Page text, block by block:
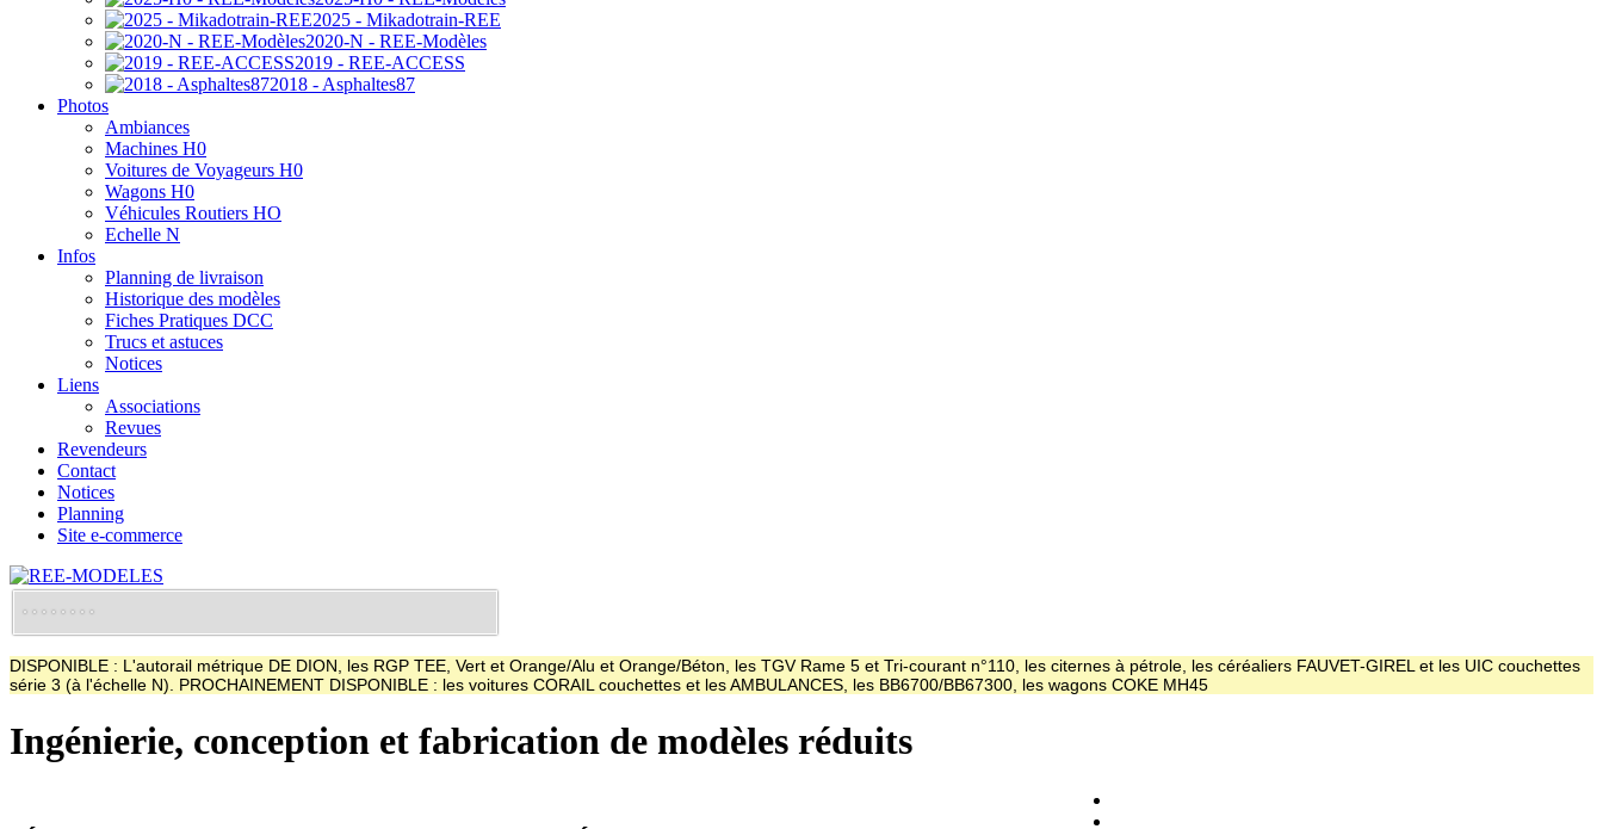
2025 - Mikadotrain-REE
2020-N - REE-Modèles
2019 - REE-ACCESS
2018 - Asphaltes87
Photos
Ambiances
Machines H0
Voitures de Voyageurs H0
Wagons H0
Véhicules Routiers HO
Echelle N
Infos
Planning de livraison
Historique des modèles
Fiches Pratiques DCC
Trucs et astuces
Notices
Liens
Associations
Revues
Revendeurs
Contact
Notices
Planning
Site e-commerce
DISPONIBLE : L'autorail métrique DE DION, les RGP TEE, Vert et Orange/Alu et Orange/Béton, les TGV Rame 5 et Tri-courant n°110, les citernes à pétrole, les céréaliers FAUVET-GIREL et les UIC couchettes
série 3 (à l'échelle N). PROCHAINEMENT DISPONIBLE : les voitures CORAIL couchettes et les AMBULANCES, les BB6700/BB67300, les wagons COKE MH45
Ingénierie, conception et fabrication de modèles réduits